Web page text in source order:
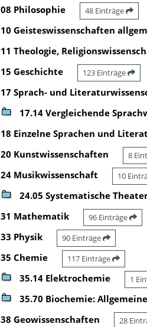
08 Philosophie 48 Einträge
10 Geisteswissenschaften
11 Theologie,
15 Geschichte 123 Einträge
17 Sprach- und
17.14 Vergleichende
18 Einzelne Sprachen und
20 Kunstwissenschaften 8
24 Musikwissenschaft 10
24.05 Systematische
31 Mathematik 96 Einträge
33 Physik 90 Einträge
35 Chemie 117 Einträge
35.14 Elektrochemie 1
35.70 Biochemie:
38 Geowissenschaften 28